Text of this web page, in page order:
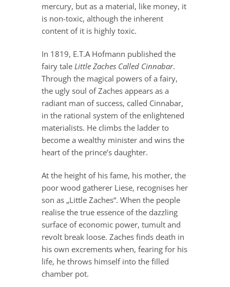
mercury, but as a material, like money, it
is non-toxic, although the inherent
content of it is highly toxic.
In 1819, E.T.A Hofmann published the
fairy tale Little Zaches Called Cinnabar.
Through the magical powers of a fairy,
the ugly soul of Zaches appears as a
radiant man of success, called Cinnabar,
in the rational system of the enlightened
materialists. He climbs the ladder to
become a wealthy minister and wins the
heart of the prince’s daughter.
At the height of his fame, his mother, the
poor wood gatherer Liese, recognises her
son as „Little Zaches“. When the people
realise the true essence of the dazzling
surface of economic power, tumult and
revolt break loose. Zaches finds death in
his own excrements when, fearing for his
life, he throws himself into the filled
chamber pot.